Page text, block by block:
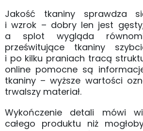
Jakość tkaniny sprawdza
i wzrok – dobry len jest
a splot wygląda
prześwitujące tkaniny
i po kilku praniach tracą
online pomocne są
tkaniny – wyższe wartości
trwalszy materiał.
Wykończenie detali mówi
całego produktu niż